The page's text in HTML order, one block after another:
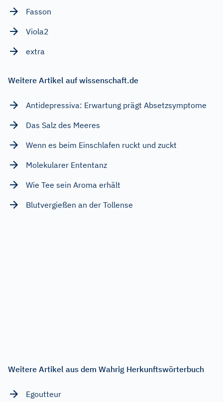
Fasson
Viola2
extra
Weitere Artikel auf wissenschaft.de
Antidepressiva: Erwartung prägt Absetzsymptome
Das Salz des Meeres
Wenn es beim Einschlafen ruckt und zuckt
Molekularer Ententanz
Wie Tee sein Aroma erhält
Blutvergießen an der Tollense
Weitere Artikel aus dem Wahrig Herkunftswörterbuch
Egoutteur